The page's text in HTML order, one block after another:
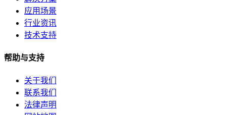
应用场景
行业资讯
技术支持
帮助与支持
关于我们
联系我们
法律声明